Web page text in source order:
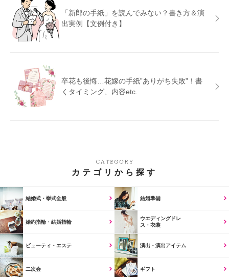
「新郎の手紙」を読んでみない？書き方＆演
出実例【文例付き】
卒花も後悔…花嫁の手紙”ありがち失敗”！書
くタイミング、内容etc.
カテゴリから探す
結婚式・挙式全般 結婚準備
婚約指輪・結婚指輪
ウエディングドレ
ス・衣装
ビューティ・エステ 演出・演出アイテム
二次会 ギフト